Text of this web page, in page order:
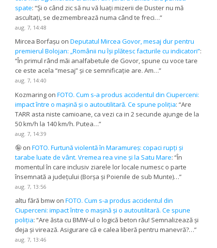
spate: “Și o când zic să nu vă luați mizerii de Duster nu mă
ascultați, se dezmembrează numa când te freci…”
aug. 7, 14:48
Mircea Borfașu onDeputatul Mircea Govor, mesaj dur pentru
premierul Bolojan: „Românii nu își plătesc facturile cu indicatori”:
“În primul rând măi analfabetule de Govor, spune cu voce tare
ce este acela “mesaj” și ce semnificație are. Am…”
aug. 7, 14:40
Kozmaring onFOTO. Cum s-a produs accidentul din Ciuperceni:
impact între o mașină și o autoutilitară. Ce spune poliția: “Are
TARR asta niste camioane, ca vezi ca in 2 secunde ajunge de la
50 km/h la 140 km/h. Putea…”
aug. 7, 14:39
🤪 onFOTO. Furtună violentă în Maramureș: copaci rupți și
tarabe luate de vânt. Vremea rea vine și la Satu Mare: “În
momentul în care inclusiv ziarele lor locale numesc o parte
însemnată a județului (Borșa și Poienile de sub Munte)…”
aug. 7, 13:56
altu fără bmw onFOTO. Cum s-a produs accidentul din
Ciuperceni: impact între o mașină și o autoutilitară. Ce spune
poliția: “Are ăsta cu BMW-ul o logică beton rău! Semnalizează și
deja și virează. Asigurare că e calea liberă pentru manevră?…”
aug. 7, 13:46